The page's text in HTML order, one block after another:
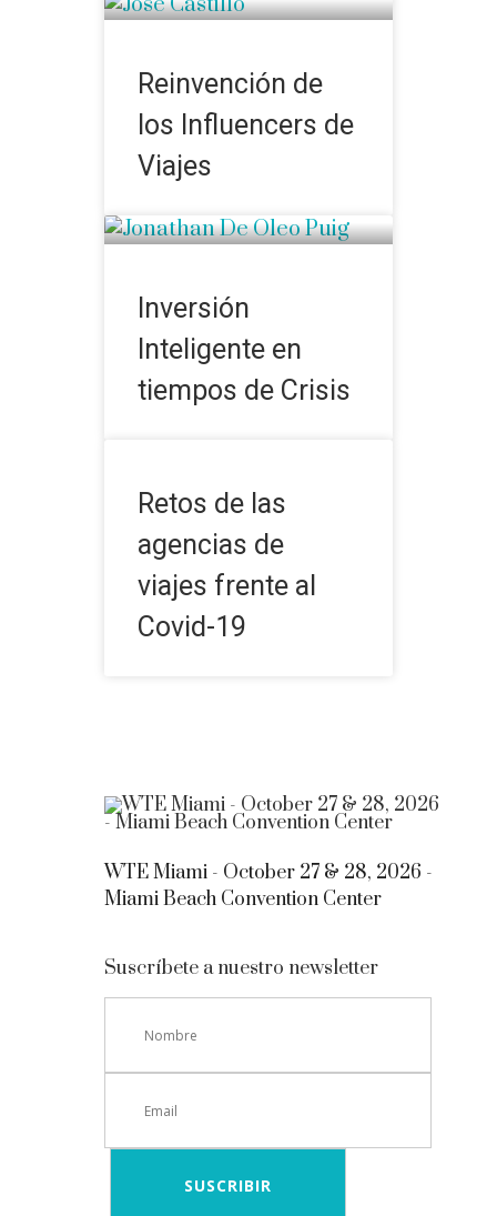
Reinvención de
los Influencers de
Viajes
Inversión
Inteligente en
tiempos de Crisis
Retos de las
agencias de
viajes frente al
Covid-19
WTE Miami - October 27 & 28, 2026 -
Miami Beach Convention Center
Suscríbete a nuestro newsletter